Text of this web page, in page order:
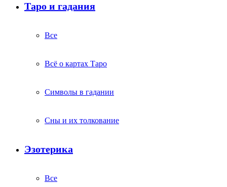
Таро и гадания
Все
Всё о картах Таро
Символы в гадании
Сны и их толкование
Эзотерика
Все